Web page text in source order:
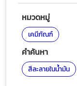
หมวดหมู่
เคมีภัณฑ์
คำค้นหา
สีละลายในน้ำมัน